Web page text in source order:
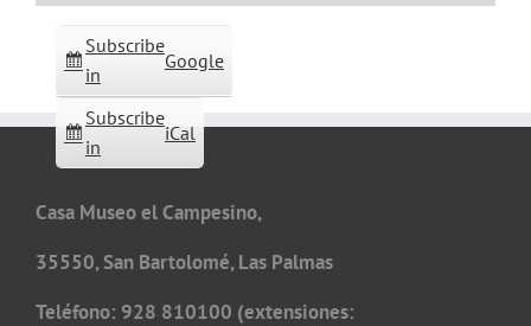
Subscribe
in
Google
Subscribe
in
iCal
Casa Museo el Campesino,
35550, San Bartolomé, Las Palmas
Teléfono: 928 810100 (extensiones: